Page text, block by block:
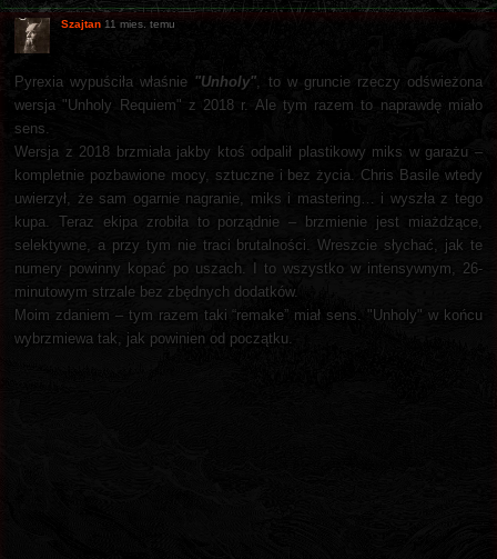
Szajtan 11 mies. temu
Pyrexia wypuściła właśnie "Unholy", to w gruncie rzeczy odświeżona
wersja "Unholy Requiem" z 2018 r. Ale tym razem to naprawdę miało
sens.
Wersja z 2018 brzmiała jakby ktoś odpalił plastikowy miks w garażu –
kompletnie pozbawione mocy, sztuczne i bez życia. Chris Basile wtedy
uwierzył, że sam ogarnie nagranie, miks i mastering… i wyszła z tego
kupa. Teraz ekipa zrobiła to porządnie – brzmienie jest miażdżące,
selektywne, a przy tym nie traci brutalności. Wreszcie słychać, jak te
numery powinny kopać po uszach. I to wszystko w intensywnym, 26-
minutowym strzale bez zbędnych dodatków.
Moim zdaniem – tym razem taki “remake” miał sens. "Unholy" w końcu
wybrzmiewa tak, jak powinien od początku.